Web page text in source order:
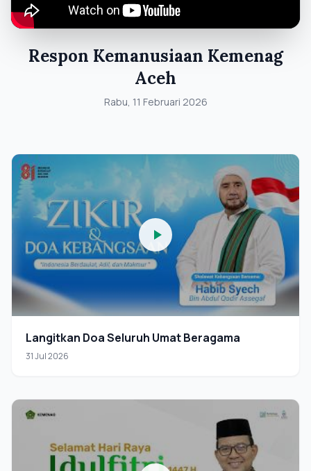
Respon Kemanusiaan Kemenag
Aceh
Rabu, 11 Februari 2026
Langitkan Doa Seluruh Umat Beragama
31 Jul 2026